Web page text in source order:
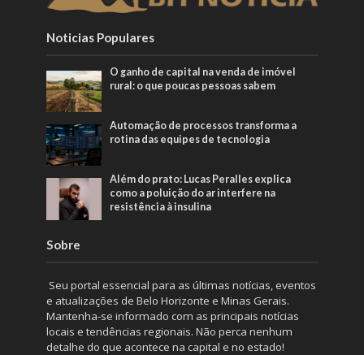
Noticias Populares
O ganho de capital na venda de imóvel
rural: o que poucas pessoas sabem
Automação de processos transforma a
rotina das equipes de tecnologia
Além do prato: Lucas Peralles explica
como a poluição do ar interfere na
resistência à insulina
Sobre
Seu portal essencial para as últimas notícias, eventos
e atualizações de Belo Horizonte e Minas Gerais.
Mantenha-se informado com as principais notícias
locais e tendências regionais. Não perca nenhum
detalhe do que acontece na capital e no estado!